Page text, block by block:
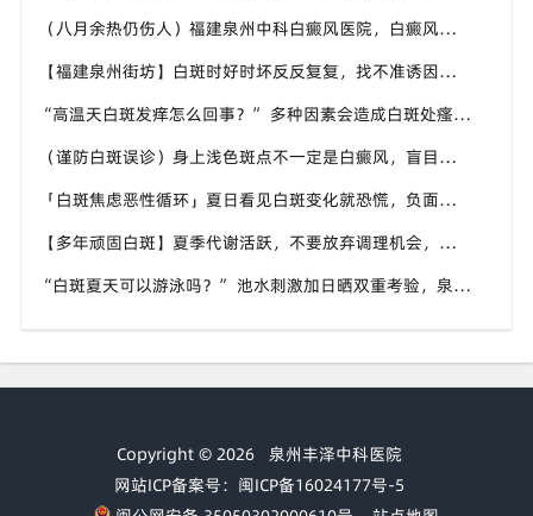
（八月余热仍伤人）福建泉州中科白癜风医院，白癜风外出，依旧要做好硬防晒措施
【福建泉州街坊】白斑时好时坏反反复复，找不准诱因，泉州中科白癜风医院帮梳理夏季白斑波动各类诱因
“高温天白斑发痒怎么回事？” 多种因素会造成白斑处瘙痒，泉州中科白癜风医院讲解白斑发痒的处理方式
（谨防白斑误诊）身上浅色斑点不一定是白癜风，盲目用药危害皮肤，泉州中科白癜风医院建议先明确白斑类型
「白斑焦虑恶性循环」夏日看见白斑变化就恐慌，负面情绪反加重病情，泉州中科白癜风医院呼吁放平心态应对
【多年顽固白斑】夏季代谢活跃，不要放弃调理机会，泉州中科白癜风医院建议结合自身情况定制改善思路
“白斑夏天可以游泳吗？” 池水刺激加日晒双重考验，泉州中科白癜风医院告知白癜风人群游泳防护要点
Copyright © 2026 泉州丰泽中科医院
网站ICP备案号：闽ICP备16024177号-5